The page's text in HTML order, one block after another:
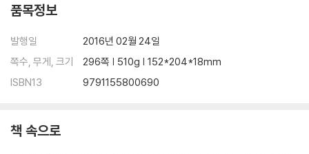
?
혜목산의 국보, 원감 국사
봉림의 참거울, 진경 대사
원종 국사의 귀향
북종선 지킴이, 지증 대사
품목정보
발행일
2016년 02월 24일
쪽수, 무게, 크기
296쪽 | 510g | 152*204*18mm
ISBN13
9791155800690
책 속으로